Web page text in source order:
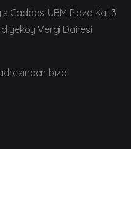
Caddesi UBM Plaza Kat:3
Vergi Dairesi
bize